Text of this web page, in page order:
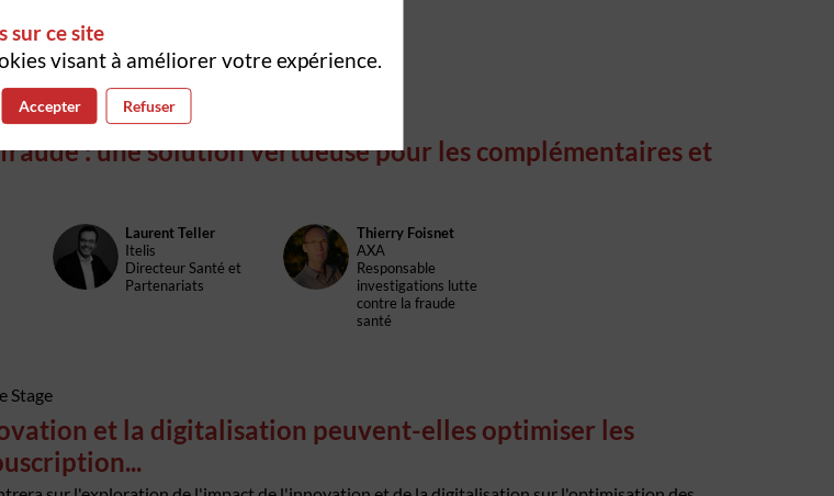
Stage
: une solution vertueuse pour les complémentaires et
LT
LaurentTeller
Itelis
Directeur Santé et
Partenariats
TF
Thierry Foisnet
AXA
Responsable
investigations lutte
contre la fraude
santé
Stage
et la digitalisation peuvent-elles optimiser les
sur ce site
visant à améliorer votre expérience.
Accepter Refuser